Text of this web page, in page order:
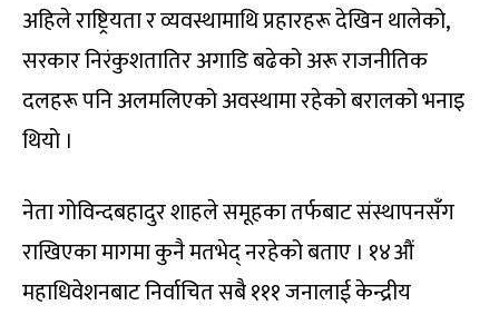
अहिले राष्ट्रियता र व्यवस्थामाथि प्रहारहरू देखिन थालेको,
सरकार निरंकुशतातिर अगाडि बढेको अरू राजनीतिक
दलहरू पनि अलमलिएको अवस्थामा रहेको बरालको भनाइ
थियो ।
नेता गोविन्दबहादुर शाहले समूहका तर्फबाट संस्थापनसँग
राखिएका मागमा कुनै मतभेद् नरहेको बताए । १४औं
महाधिवेशनबाट निर्वाचित सबै १११ जनालाई केन्द्रीय